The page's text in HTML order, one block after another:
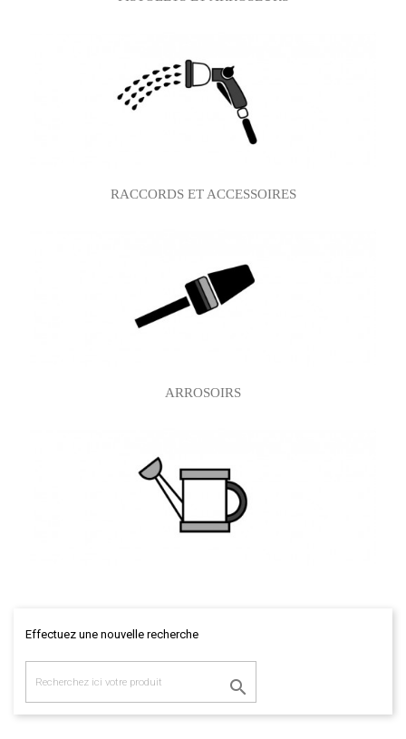
RACCORDS ET ACCESSOIRES
ARROSOIRS
Effectuez une nouvelle recherche
